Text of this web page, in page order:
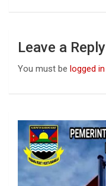
Leave a Reply
You must be logged in